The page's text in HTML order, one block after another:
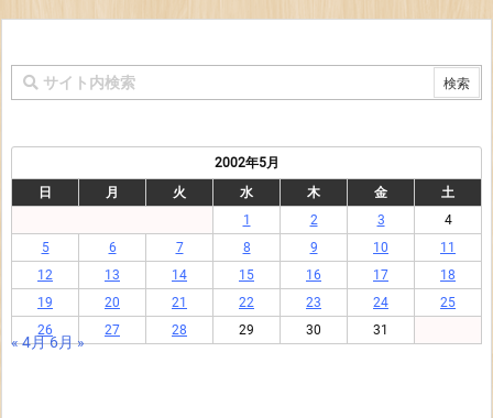
2002年5月
日
月 火 水 木 金
土
1
2 3
4
5
6 7 8 9 10
11
12
13 14 15 16 17
18
19
20 21 22 23 24
25
26
27 28 29 30 31
« 4月6月 »